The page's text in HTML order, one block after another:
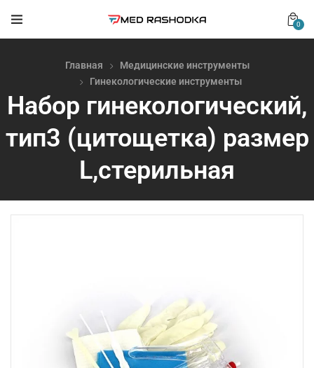
0
Главная
Медицинские инструменты
Гинекологические инструменты
Набор гинекологический,
тип3 (цитощетка) размер
L,стерильная